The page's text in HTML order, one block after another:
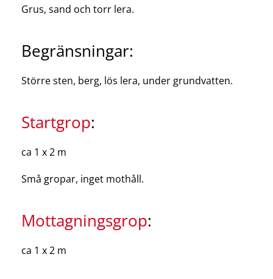
Grus, sand och torr lera.
Begränsningar:
Större sten, berg, lös lera, under grundvatten.
Startgrop:
ca 1 x 2 m
Små gropar, inget mothåll.
Mottagningsgrop:
ca 1 x 2 m